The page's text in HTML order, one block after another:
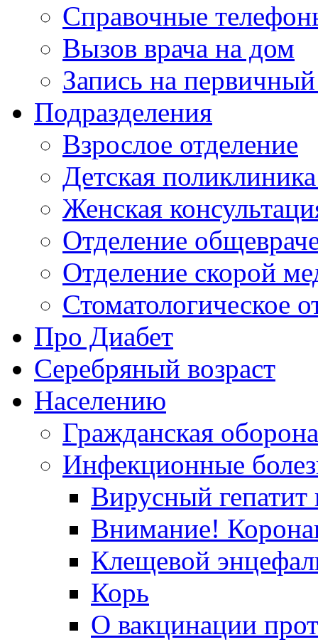
Справочные
Вызов врача на дом
Запись на
Подразделения
Взрослое отделение
Детская
Женская
Отделение
Отделение скорой
Стоматологическое
Про Диабет
Серебряный возраст
Населению
Гражданская оборона
Инфекционные
Вирусный гепатит
Внимание!
Клещевой
Корь
О вакцинации